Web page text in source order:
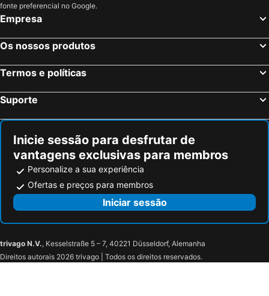
fonte preferencial no Google.
Empresa
Os nossos produtos
Termos e políticas
Suporte
Inicie sessão para desfrutar de
vantagens exclusivas para membros
Personalize a sua experiência
Ofertas e preços para membros
Iniciar sessão
trivago N.V., Kesselstraße 5 – 7, 40221 Düsseldorf, Alemanha
Direitos autorais 2026 trivago | Todos os direitos reservados.